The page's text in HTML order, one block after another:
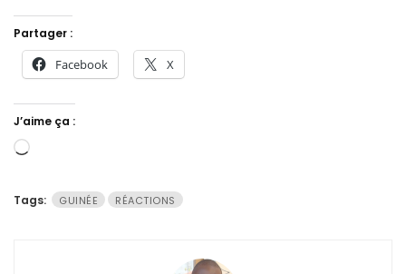
Partager :
Facebook X
J’aime ça :
Chargement…
Tags: GUINÉE RÉACTIONS